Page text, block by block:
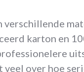
karton en
over hoe